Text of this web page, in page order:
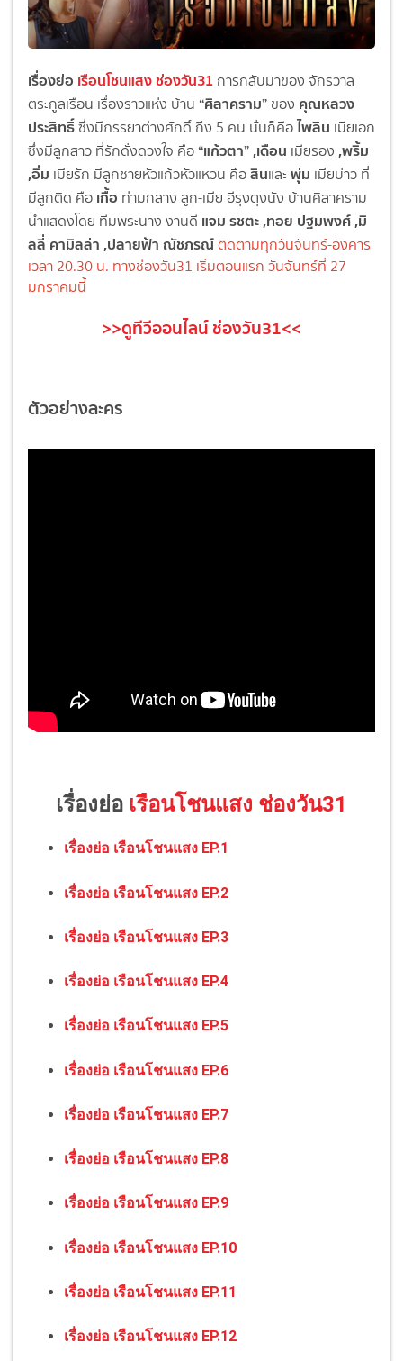
เรื่องย่อ เรือนโชนแสง ช่องวัน31 การกลับมาของ จักรวาล
ตระกูลเรือน เรื่องราวแห่ง บ้าน “ศิลาคราม” ของ คุณหลวง
ประสิทธิ์ซึ่งมีภรรยาต่างศักดิ์ ถึง 5 คน นั่นก็คือไพลิน เมียเอก
ซึ่งมีลูกสาว ที่รักดั่งดวงใจ คือ “แก้วตา”,เดือน เมียรอง ,พริ้ม
,อิ่ม เมียรัก มีลูกชายหัวแก้วหัวแหวน คือสินและ พุ่ม เมียบ่าว ที่
มีลูกติด คือ เกื้อ ท่ามกลาง ลูก-เมีย อีรุงตุงนัง บ้านศิลาคราม
นำแสดงโดย ทีมพระนาง งานดี แจม รชตะ,ทอย ปฐมพงศ์ ,มิ
ลลี่ คามิลล่า ,ปลายฟ้า ณัชภรณ์ติดตามทุกวันจันทร์-อังคาร
เวลา 20.30 น. ทางช่องวัน31 เริ่มตอนแรก วันจันทร์ที่ 27
มกราคมนี้
>>ดูทีวีออนไลน์ ช่องวัน31<<
ตัวอย่างละคร
เรื่องย่อ เรือนโชนแสง ช่องวัน31
เรื่องย่อ เรือนโชนแสง EP.1
เรื่องย่อ เรือนโชนแสง EP.2
เรื่องย่อ เรือนโชนแสง EP.3
เรื่องย่อ เรือนโชนแสง EP.4
เรื่องย่อ เรือนโชนแสง EP.5
เรื่องย่อ เรือนโชนแสง EP.6
เรื่องย่อ เรือนโชนแสง EP.7
เรื่องย่อ เรือนโชนแสง EP.8
เรื่องย่อ เรือนโชนแสง EP.9
เรื่องย่อ เรือนโชนแสง EP.10
เรื่องย่อ เรือนโชนแสง EP.11
เรื่องย่อ เรือนโชนแสง EP.12